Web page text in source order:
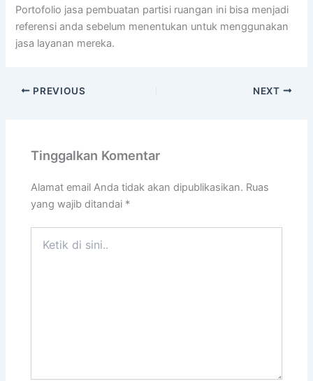
Portofolio jasa pembuatan partisi ruangan ini bisa menjadi
referensi anda sebelum menentukan untuk menggunakan
jasa layanan mereka.
PREVIOUS NEXT
Tinggalkan Komentar
Alamat email Anda tidak akan dipublikasikan. Ruas
yang wajib ditandai *